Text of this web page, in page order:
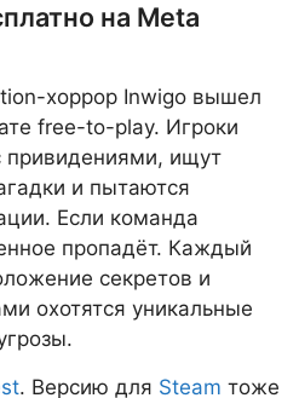
на Meta
хоррор Inwigo вышел
free-to-play. Игроки
привидениями, ищут
и пытаются
Если команда
пропадёт. Каждый
секретов и
охотятся уникальные
. Версию для Steam тоже